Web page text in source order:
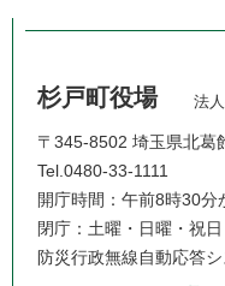
杉戸町役場 法
〒345-8502 埼玉県北葛
Tel.0480-33-1111
開庁時間：午前8時30分
閉庁：土曜・日曜・祝
防災行政無線自動応答